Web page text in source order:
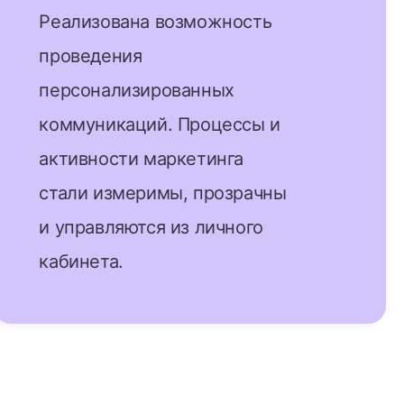
Реализована возможность
проведения
персонализированных
коммуникаций. Процессы и
активности маркетинга
стали измеримы, прозрачны
и управляются из личного
кабинета.